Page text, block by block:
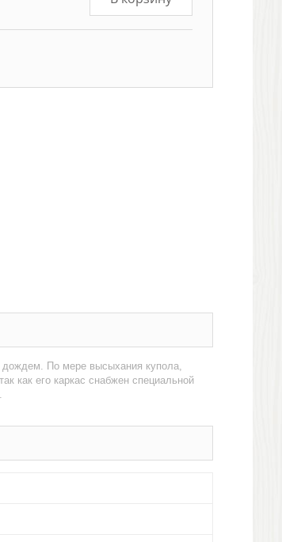
дождем. По мере высыхания купола,
как его каркас снабжен специальной